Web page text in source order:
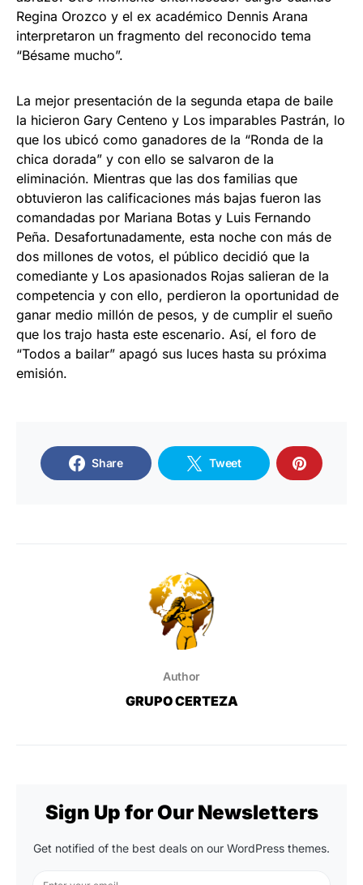
Regina Orozco y el ex académico Dennis Arana
interpretaron un fragmento del reconocido tema
“Bésame mucho”.
La mejor presentación de la segunda etapa de baile
la hicieron Gary Centeno y Los imparables Pastrán, lo
que los ubicó como ganadores de la “Ronda de la
chica dorada” y con ello se salvaron de la
eliminación. Mientras que las dos familias que
obtuvieron las calificaciones más bajas fueron las
comandadas por Mariana Botas y Luis Fernando
Peña. Desafortunadamente, esta noche con más de
dos millones de votos, el público decidió que la
comediante y Los apasionados Rojas salieran de la
competencia y con ello, perdieron la oportunidad de
ganar medio millón de pesos, y de cumplir el sueño
que los trajo hasta este escenario. Así, el foro de
“Todos a bailar” apagó sus luces hasta su próxima
emisión.
Share Tweet
Author
GRUPO CERTEZA
Sign Up for Our Newsletters
Get notified of the best deals on our WordPress themes.